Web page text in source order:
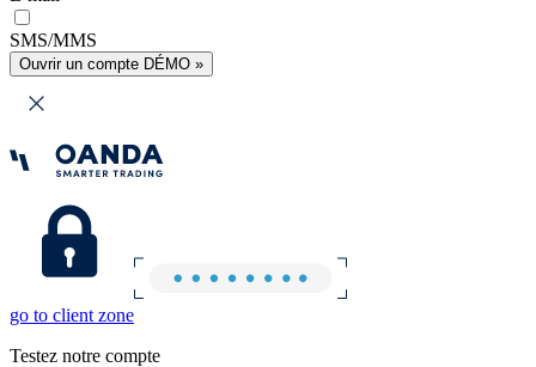
SMS/MMS
Ouvrir un compte DÉMO »
go to client zone
Testez notre compte